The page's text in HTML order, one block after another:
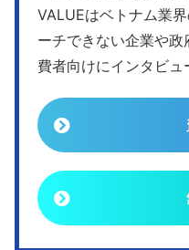
VALUEはベトナム業
ーチできない企業や
費者向けにインタビュ